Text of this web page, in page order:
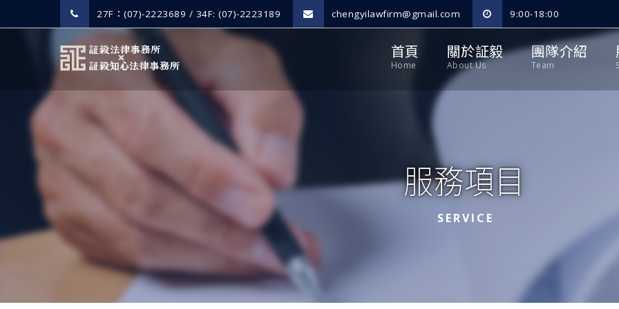
27F：(07)-2223689 / 34F: (07)-2223189 chengyilawfirm@gmail.com 9:00-18:00
首頁
Home
關於証毅
About Us
團隊介紹
Team
服務項目
SERVICE